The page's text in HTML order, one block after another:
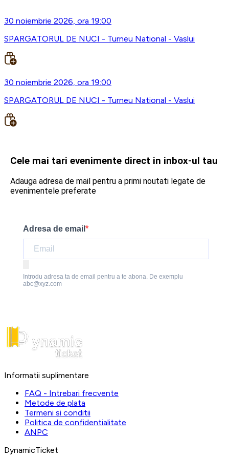
30 noiembrie 2026, ora 19:00
SPARGATORUL DE NUCI - Turneu National - Vaslui
30 noiembrie 2026, ora 19:00
SPARGATORUL DE NUCI - Turneu National - Vaslui
Cele mai tari evenimente direct in inbox-ul tau
Adauga adresa de mail pentru a primi noutati legate de
evenimentele preferate
Adresa de email
Introdu adresa ta de email pentru a te abona. De exemplu
abc@xyz.com
Informatii suplimentare
FAQ - Intrebari frecvente
Metode de plata
Termeni si conditii
Politica de confidentialitate
ANPC
DynamicTicket